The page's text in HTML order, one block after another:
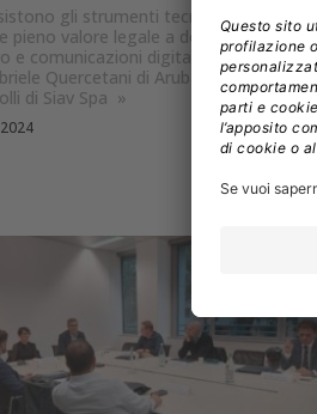
gli strumenti tecnici e normativi
pieno valore legale a documenti, flussi
e comunicazioni digitali: ne parliamo
Quercetani di Aruba SpA e Bruno
di Siav Spa »